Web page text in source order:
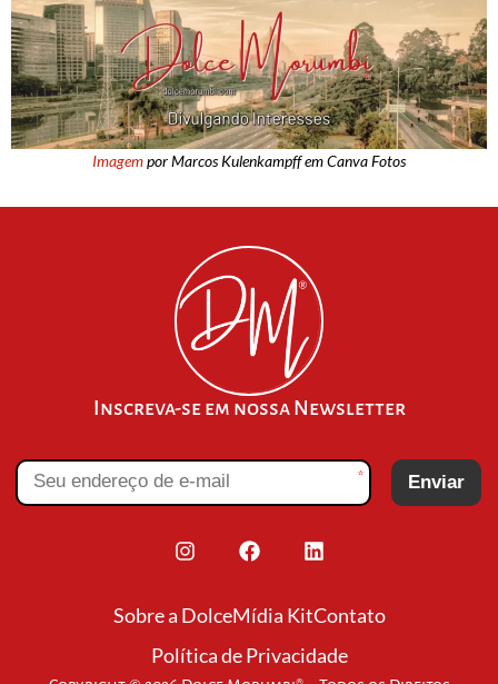
Imagempor Marcos Kulenkampff em Canva Fotos
Inscreva-se em nossa Newsletter
* Enviar
Sobre a DolceMídia KitContato
Política de Privacidade